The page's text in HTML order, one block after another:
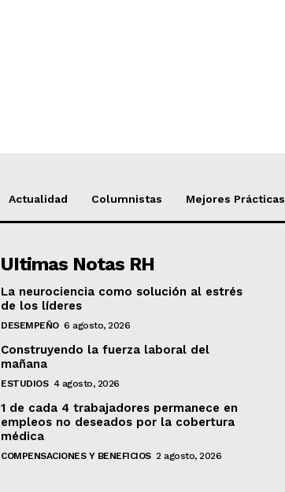
Actualidad Columnistas Mejores Prácticas
UItimas Notas RH
La neurociencia como solución al estrés
de los líderes
DESEMPEÑO 6 agosto, 2026
Construyendo la fuerza laboral del
mañana
ESTUDIOS 4 agosto, 2026
1 de cada 4 trabajadores permanece en
empleos no deseados por la cobertura
médica
COMPENSACIONES Y BENEFICIOS 2 agosto, 2026